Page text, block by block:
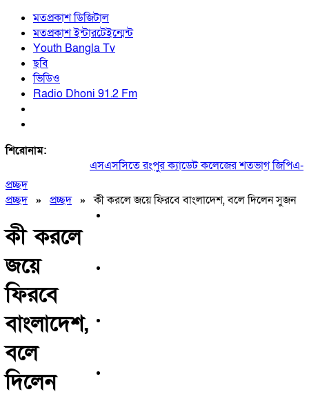
মতপ্রকাশ ডিজিটাল
মতপ্রকাশ ইন্টারটেইন্মেন্ট
Youth Bangla Tv
ছবি
ভিডিও
Radio Dhoni 91.2 Fm
শিরোনাম:
এসএসসিতে রংপুর ক্যাডেট কলেজের শতভাগ জিপিএ-৫
প্রচ্ছদ
প্রচ্ছদ» প্রচ্ছদ»কী করলে জয়ে ফিরবে বাংলাদেশ, বলে দিলেন সুজন
কী করলে
জয়ে
ফিরবে
বাংলাদেশ,
বলে
দিলেন